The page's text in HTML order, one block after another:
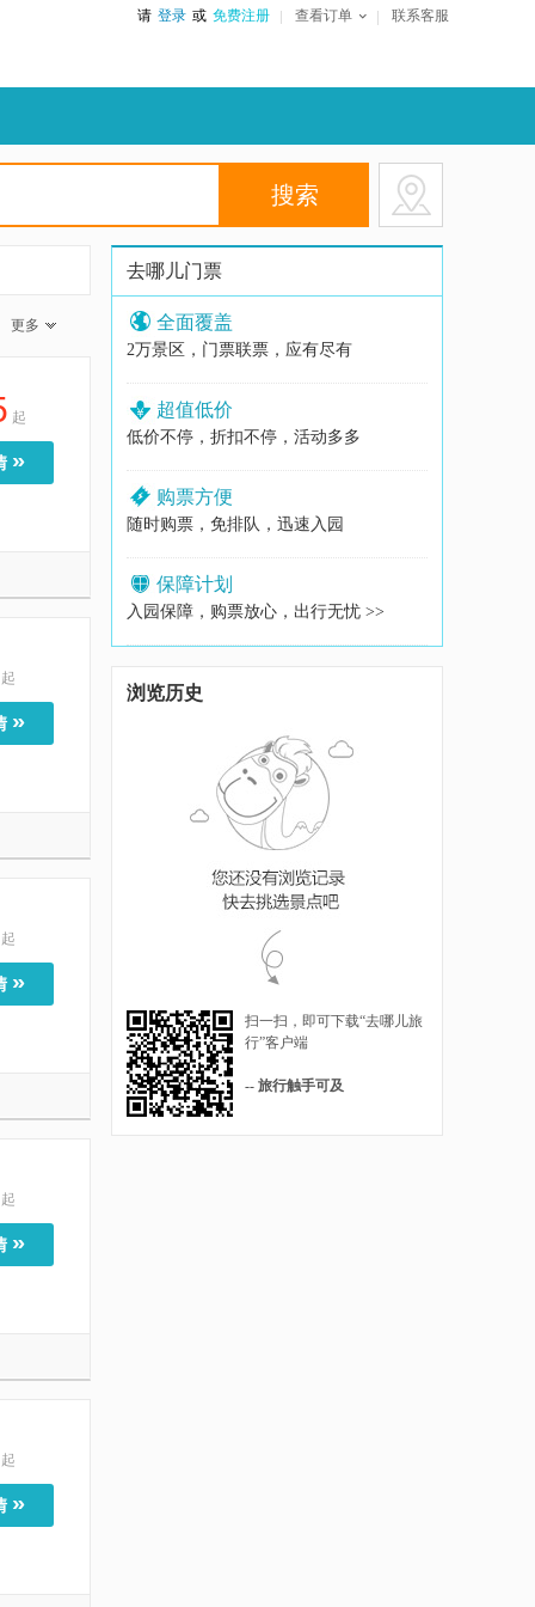
请 登录 或 免费注册 查看订单 联系客服
更多
起
»
起
»
起
»
起
»
起
»
去哪儿门票
全面覆盖
2万景区，门票联票，应有尽有
超值低价
低价不停，折扣不停，活动多多
购票方便
随时购票，免排队，迅速入园
保障计划
入园保障，购票放心，出行无忧 >>
浏览历史
扫一扫，即可下载“去哪儿旅
行”客户端
-- 旅行触手可及